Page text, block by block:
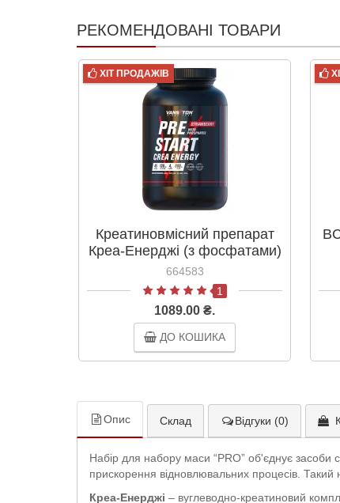
РЕКОМЕНДОВАНІ ТОВАРИ
ХІТ ПРОДАЖІВ
Креатиновмісний препарат
Креа-Енерджі (з фосфатами)
упаковка 1800 г
664583
1
1089.00 ₴.
ДО КОШИКА
Опис Склад Відгуки (0)
Набір для набору маси “PRO” об'єднує засоби
прискорення відновлювальних процесів. Такий
Креа-Енерджі – вуглеводно-креатиновий